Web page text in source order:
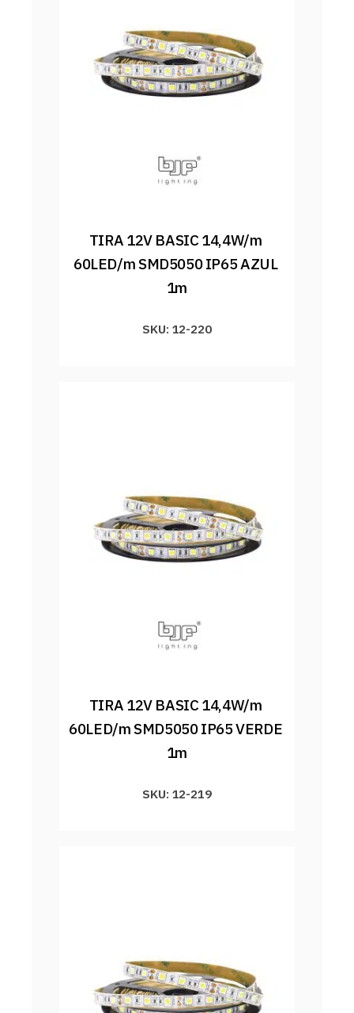
TIRA 12V BASIC 14,4W/m
60LED/m SMD5050 IP65 AZUL
1m
SKU: 12-220
TIRA 12V BASIC 14,4W/m
60LED/m SMD5050 IP65 VERDE
1m
SKU: 12-219